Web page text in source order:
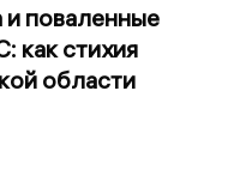
поваленные
как стихия
области